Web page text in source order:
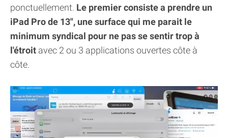
ponctuellement. Le premier consiste a prendre un
iPad Pro de 13", une surface qui me parait le
minimum syndical pour ne pas se sentir trop à
l'étroit avec 2 ou 3 applications ouvertes côte à
côte.